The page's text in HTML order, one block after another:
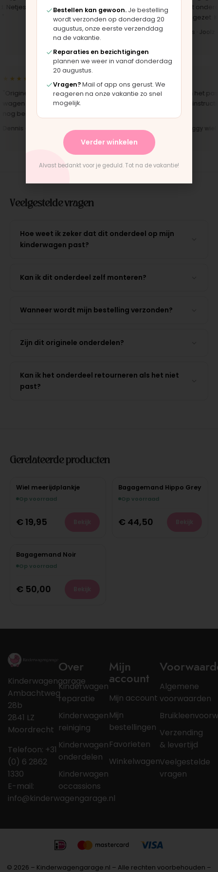
set, zag er meteen weer als nieuw
uit. Duidelijk origineel spul."
Iris · Bugaboo bekleding
het
opgezet.
Bas · Joolz
onderdeel voor een
van 10 jaar oud. Top dat dit
bestaat."
· Phil & Teds onderdeel
"Snelle levering en het
perfect. Montage-
Anne · Mountain Buggy wiel
Veelgestelde vragen
Hoe weet ik zeker dat dit onderdeel op mijn
kinderwagen past?
Kan ik dit onderdeel zelf monteren?
Wanneer wordt mijn bestelling verzonden?
Zijn dit originele onderdelen?
Kan ik het onderdeel retourneren als het niet
past?
Gerelateerde producten
Wiel meerijdplankje
Op voorraad
€ 19,95
Bagagemand Hippo Grey
Op voorraad
€ 44,50
Bagagemand Noir
Op voorraad
€ 50,00
Kinderwagengarage
Ambachtweg
28b
2841 LZ
Moordrecht
Telefoon: +31
(0) 6 2862
1330
E-mail:
info@kinderwagengarage.nl
Over
Kinderwagen
reparatie
Kinderwagen
reiniging
Kinderwagen
onderdelen
Kinderwagen
occassions
Mijn
account
Mijn account
Mijn
bestellingen
Favorieten
Winkelwagen
Algemene
voorwaarden
Verzending
& levertijd
Veelgestelde
vragen
© 2026 – Kinderwagengarage.nl – Alle rechten voorbehouden –
Bestellen kan gewoon. Je bestelling
wordt verzonden op donderdag 20
augustus, onze eerste verzenddag
na de vakantie.
Reparaties en bezichtigingen
plannen we weer in vanaf donderdag
20 augustus.
Vragen?Mail of app ons gerust. We
reageren na onze vakantie zo snel
mogelijk.
Verder winkelen
Alvast bedankt voor je geduld. Tot na de vakantie!